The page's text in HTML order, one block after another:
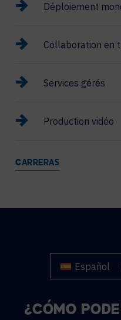
Déploiement
Collaboration en
Services gérés
Production vidéo
CARRERAS
Español
¿CÓMO